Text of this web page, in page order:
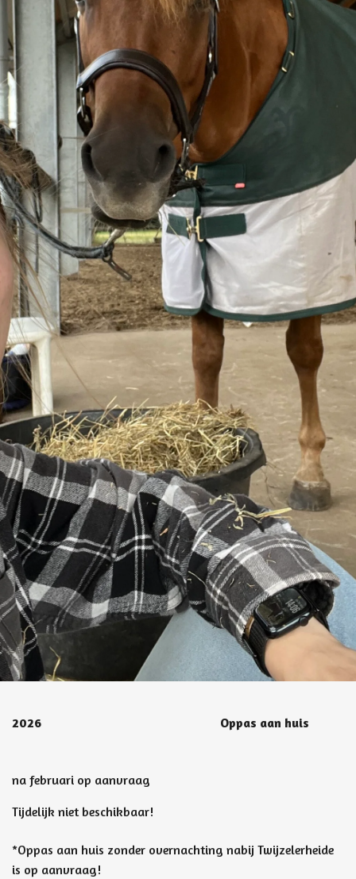
2026 Oppas aan huis
na februari op aanvraag
Tijdelijk niet beschikbaar!
*Oppas aan huis zonder overnachting nabij Twijzelerheide
is op aanvraag!